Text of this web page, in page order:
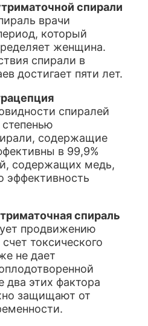
спирали
врачи
который
женщина.
спирали в
достигает пяти лет.
спиралей
содержащие
в 99,9%
содержащих медь,
эффективность
спираль
продвижению
токсического
не дает
два этих фактора
защищают от